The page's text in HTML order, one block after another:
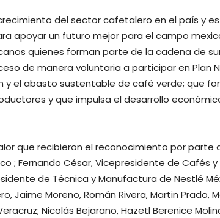
del sector cafetalero en el país y
apoyar un futuro mejor para el campo
quienes forman parte de la cadena de
de manera voluntaria a participar en Plan
y el abasto sustentable de café verde; que
y que impulsa el desarrollo
que recibieron el reconocimiento por parte
; Fernando César, Vicepresidente de Cafés
de Técnica y Manufactura de Nestlé
Jaime Moreno, Román Rivera, Martin Prado,
Nicolás Bejarano, Hazetl Berenice